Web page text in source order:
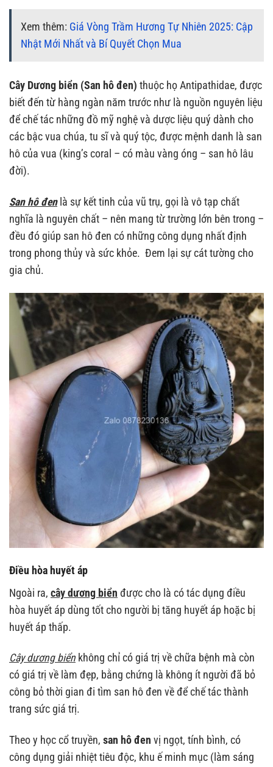
Xem thêm: Giá Vòng Trầm Hương Tự Nhiên 2025: Cập
Nhật Mới Nhất và Bí Quyết Chọn Mua
Cây Dương biển (San hô đen) thuộc họ Antipathidae, được
biết đến từ hàng ngàn năm trước như là nguồn nguyên liệu
để chế tác những đồ mỹ nghệ và dược liệu quý dành cho
các bậc vua chúa, tu sĩ và quý tộc, được mệnh danh là san
hô của vua (king’s coral – có màu vàng óng – san hô lâu
đời).
San hô đen là sự kết tinh của vũ trụ, gọi là vô tạp chất
nghĩa là nguyên chất – nên mang từ trường lớn bên trong –
đều đó giúp san hô đen có những công dụng nhất định
trong phong thủy và sức khỏe. Đem lại sự cát tường cho
gia chủ.
Điều hòa huyết áp
Ngoài ra, cây dương biển được cho là có tác dụng điều
hòa huyết áp dùng tốt cho người bị tăng huyết áp hoặc bị
huyết áp thấp.
Cây dương biển không chỉ có giá trị về chữa bệnh mà còn
có giá trị về làm đẹp, bằng chứng là không ít người đã bỏ
công bỏ thời gian đi tìm san hô đen về để chế tác thành
trang sức giá trị.
Theo y học cổ truyền, san hô đen vị ngọt, tính bình, có
công dụng giải nhiệt tiêu độc, khu ế minh mục (làm sáng